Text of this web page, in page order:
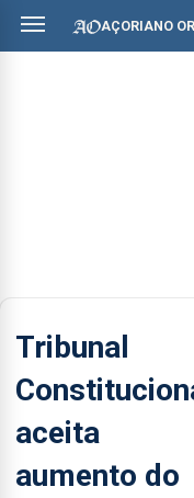
AÇORIANO
Tribunal
aceita
aumento do